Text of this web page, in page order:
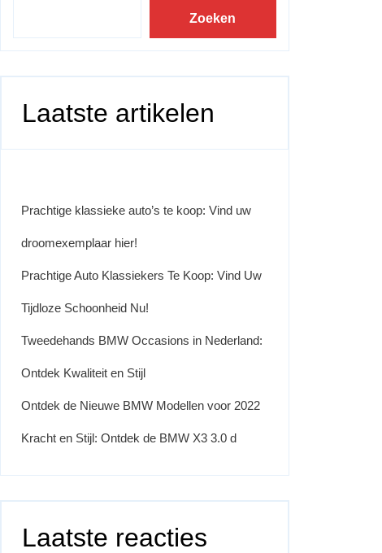
Zoeken
Laatste artikelen
Prachtige klassieke auto’s te koop: Vind uw
droomexemplaar hier!
Prachtige Auto Klassiekers Te Koop: Vind Uw
Tijdloze Schoonheid Nu!
Tweedehands BMW Occasions in Nederland:
Ontdek Kwaliteit en Stijl
Ontdek de Nieuwe BMW Modellen voor 2022
Kracht en Stijl: Ontdek de BMW X3 3.0 d
Laatste reacties